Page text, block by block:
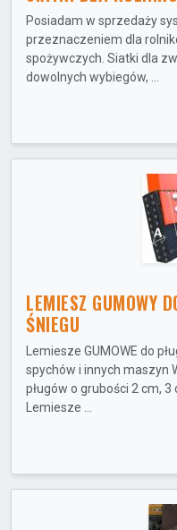
Posiadam w sprzedaży
przeznaczeniem dla
spożywczych. Siatki dla
dowolnych wybiegów, ...
LEMIESZ GUMOWY
ŚNIEGU
Lemiesze GUMOWE do
spychów i innych maszyn
pługów o grubości 2 cm, 3
Lemiesze ...